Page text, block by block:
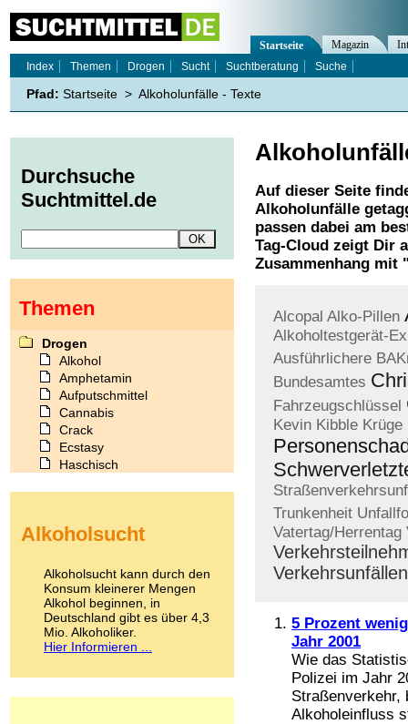
Auf dieser Seite
Alkoholunfälle
passen dabei am
Tag-Cloud zeigt Dir
Zusammenhang mit
Alcopal Alko-Pillen
Alkoholtestgerät-
Ausführlichere
Bundesamtes
Fahrzeugschlüssel
Kevin Kibble Krüge
Trunkenheit
Vatertag/Herrentag
Verkehrsunfällen
5 Prozent
Jahr 2001
Wie das
Polizei im Jahr
Straßenverkehr,
Alkoholeinfluss
Startseite Magazin
Index
Themen Drogen Sucht Suchtberatung Suche
Pfad: Startseite > Alkoholunfälle - Texte
Durchsuche
Suchtmittel.de
Themen
Drogen
Alkohol
Amphetamin
Aufputschmittel
Cannabis
Crack
Ecstasy
Haschisch
Kokain
LSD
Marihuana
Medikamente
Meskalin
Metamphetamin
Methadon
Alkoholsucht
Alkoholsucht kann durch den
Konsum kleinerer Mengen
Alkohol beginnen, in
Deutschland gibt es über 4,3
Mio. Alkoholiker.
Hier Informieren ...